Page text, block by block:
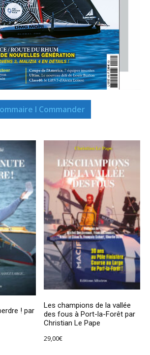
I Commander
! par
Les champions de la vallée
des fous à Port-la-Forêt par
Christian Le Pape
29,00€